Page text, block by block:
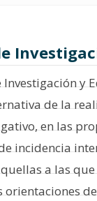
Investigación y
de la
en las
incidencia
a las que